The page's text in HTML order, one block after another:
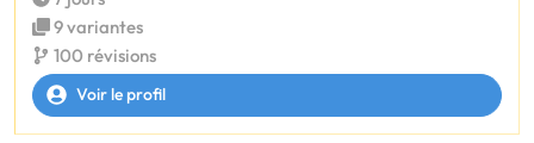
9 variantes
100 révisions
Voir le profil